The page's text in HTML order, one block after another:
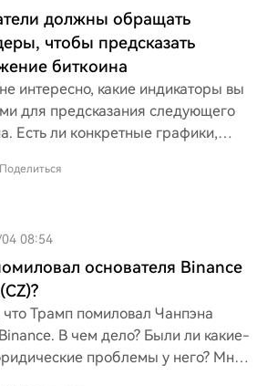
должны обращать
чтобы предсказать
биткоина
интересно, какие индикаторы вы
для предсказания следующего
Есть ли конкретные графики,
Поделиться
08:54
основателя Binance
Трамп помиловал Чанпэна
В чем дело? Были ли какие-
проблемы у него? Мне